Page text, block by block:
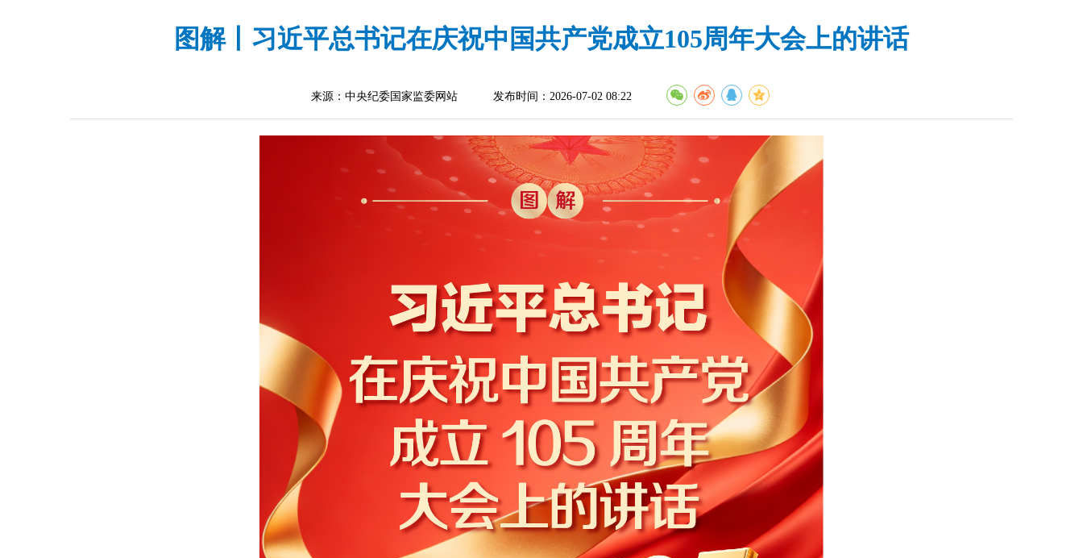
图解丨习近平总书记在庆祝中国共产党成立105周年大会上的讲话
来源：中央纪委国家监委网站 发布时间：2026-07-02 08:22